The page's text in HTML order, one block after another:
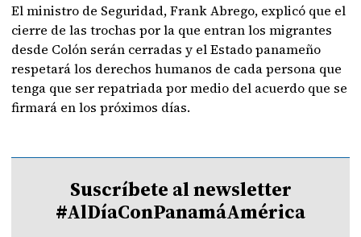
El ministro de Seguridad, Frank Abrego, explicó que el
cierre de las trochas por la que entran los migrantes
desde Colón serán cerradas y el Estado panameño
respetará los derechos humanos de cada persona que
tenga que ser repatriada por medio del acuerdo que se
firmará en los próximos días.
Suscríbete al newsletter
#AlDíaConPanamáAmérica